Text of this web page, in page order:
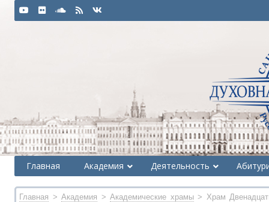
Главная Академия Деятельность
Главная > Академия > Академические храмы> Храм